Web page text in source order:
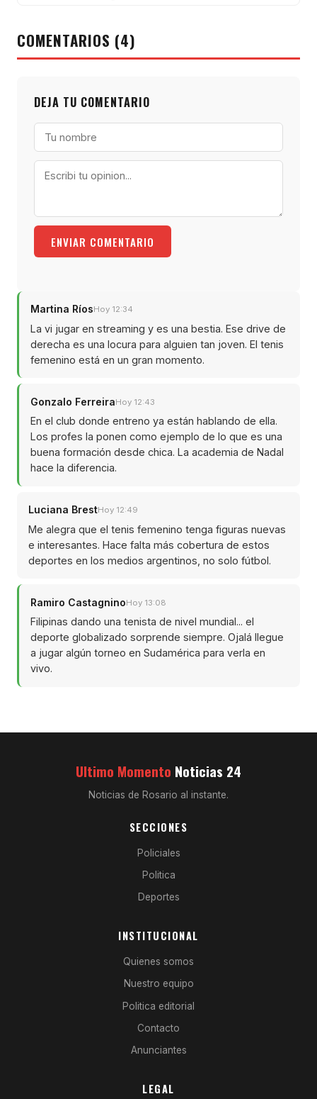
COMENTARIOS (4)
DEJA TU COMENTARIO
ENVIAR COMENTARIO
Martina RíosHoy 12:34
La vi jugar en streaming y es una bestia. Ese drive de
derecha es una locura para alguien tan joven. El tenis
femenino está en un gran momento.
Gonzalo FerreiraHoy 12:43
En el club donde entreno ya están hablando de ella.
Los profes la ponen como ejemplo de lo que es una
buena formación desde chica. La academia de Nadal
hace la diferencia.
Luciana BrestHoy 12:49
Me alegra que el tenis femenino tenga figuras nuevas
e interesantes. Hace falta más cobertura de estos
deportes en los medios argentinos, no solo fútbol.
Ramiro CastagninoHoy 13:08
Filipinas dando una tenista de nivel mundial... el
deporte globalizado sorprende siempre. Ojalá llegue
a jugar algún torneo en Sudamérica para verla en
vivo.
Ultimo Momento Noticias 24
Noticias de Rosario al instante.
SECCIONES
Policiales
Politica
Deportes
INSTITUCIONAL
Quienes somos
Nuestro equipo
Politica editorial
Contacto
Anunciantes
LEGAL